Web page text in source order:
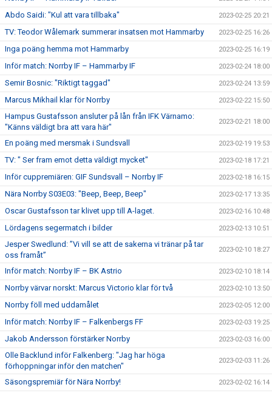
Abdo Saidi: "Kul att vara tillbaka" 2023-02-25 20:21
TV: Teodor Wålemark summerar insatsen mot Hammarby 2023-02-25 16:26
Inga poäng hemma mot Hammarby 2023-02-25 16:19
Inför match: Norrby IF – Hammarby IF 2023-02-24 18:00
Semir Bosnic: "Riktigt taggad" 2023-02-24 13:59
Marcus Mikhail klar för Norrby 2023-02-22 15:50
Hampus Gustafsson ansluter på lån från IFK Värnamo:
"Känns väldigt bra att vara här"
2023-02-21 18:00
En poäng med mersmak i Sundsvall 2023-02-19 19:53
TV: " Ser fram emot detta väldigt mycket" 2023-02-18 17:21
Inför cuppremiären: GIF Sundsvall – Norrby IF 2023-02-18 16:15
Nära Norrby S03E03: "Beep, Beep, Beep" 2023-02-17 13:35
Oscar Gustafsson tar klivet upp till A-laget. 2023-02-16 10:48
Lördagens segermatch i bilder 2023-02-13 10:51
Jesper Swedlund: ”Vi vill se att de sakerna vi tränar på tar
oss framåt”
2023-02-10 18:27
Inför match: Norrby IF – BK Astrio 2023-02-10 18:14
Norrby värvar norskt: Marcus Victorio klar för två 2023-02-10 13:50
Norrby föll med uddamålet 2023-02-05 12:00
Inför match: Norrby IF – Falkenbergs FF 2023-02-03 19:25
Jakob Andersson förstärker Norrby 2023-02-03 16:00
Olle Backlund inför Falkenberg: "Jag har höga
förhoppningar inför den matchen"
2023-02-03 11:26
Säsongspremiär för Nära Norrby! 2023-02-02 16:14